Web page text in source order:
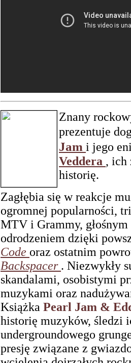
Znany
prezentuje
Jam i jego
Veddera , ich
historię.
Zagłębia się w reakcje
ogromnej popularności,
MTV i Grammy,
odrodzeniem dzięki
Code oraz ostatnim
Backspacer . Niezwykły
skandalami, osobistymi
muzykami oraz
Książka Pearl Jam &
historię muzyków, śledzi
undergroundowego
presję związane z